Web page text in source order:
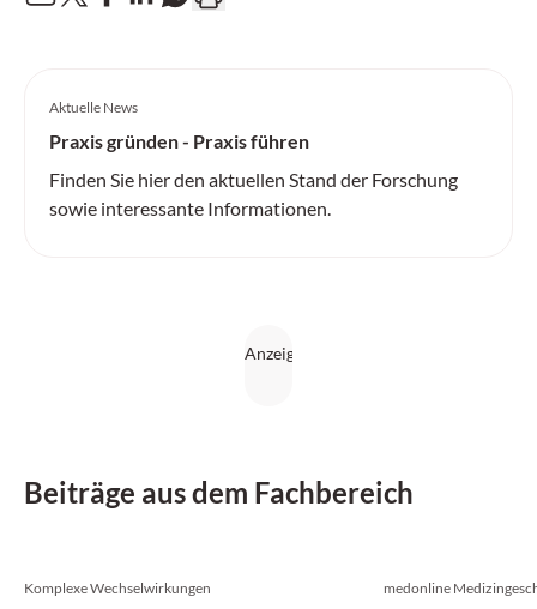
Aktuelle News
Praxis gründen - Praxis führen
Finden Sie hier den aktuellen Stand der Forschung
sowie interessante Informationen.
Beiträge aus dem Fachbereich
Komplexe Wechselwirkungen medonline